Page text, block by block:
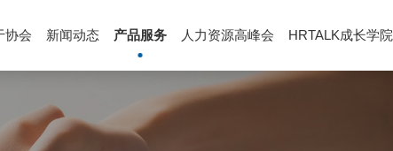
协会 新闻动态 产品服务 人力资源高峰会 HRTALK成长学院